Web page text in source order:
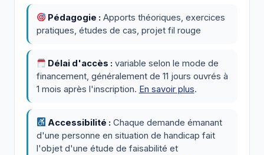
Pédagogie : Apports théoriques, exercices
pratiques, études de cas, projet fil rouge
Délai d'accès : variable selon le mode de
financement, généralement de 11 jours ouvrés à
1 mois après l'inscription. En savoir plus.
Accessibilité : Chaque demande émanant
d'une personne en situation de handicap fait
l'objet d'une étude de faisabilité et